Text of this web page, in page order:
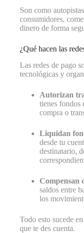
Son como
consumidores,
dinero de forma
¿Qué hacen las
Las redes de pago
tecnológicas y
Autorizan
tienes fondos
compra o
Liquidan
desde tu
destinatario,
Compensan
saldos entre
los
Todo esto sucede
que te des cuenta.